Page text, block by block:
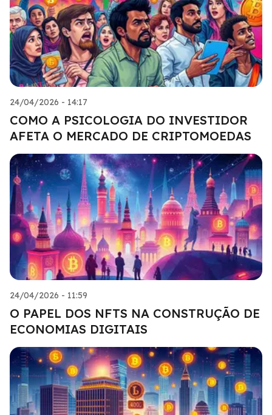
24/04/2026 - 14:17
COMO A PSICOLOGIA DO INVESTIDOR
AFETA O MERCADO DE CRIPTOMOEDAS
24/04/2026 - 11:59
O PAPEL DOS NFTS NA CONSTRUÇÃO DE
ECONOMIAS DIGITAIS